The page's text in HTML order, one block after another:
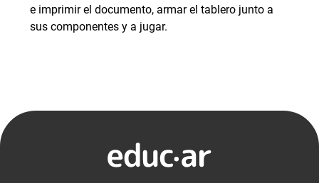
e imprimir el documento, armar el tablero junto a
sus componentes y a jugar.